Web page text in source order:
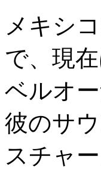
メキシ
で、 現
ベルオ
彼のサ
スチャー